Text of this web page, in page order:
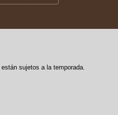
sujetos a la temporada.